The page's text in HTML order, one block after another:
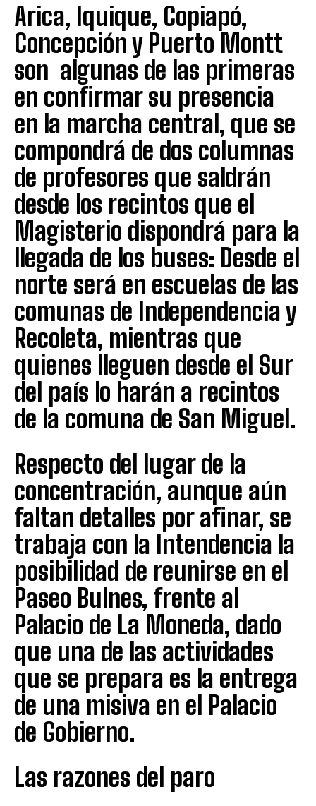
Arica, Iquique, Copiapó,
Concepción y Puerto Montt
son algunas de las primeras
en confirmar su presencia
en la marcha central, que se
compondrá de dos columnas
de profesores que saldrán
desde los recintos que el
Magisterio dispondrá para la
llegada de los buses: Desde el
norte será en escuelas de las
comunas de Independencia y
Recoleta, mientras que
quienes lleguen desde el Sur
del país lo harán a recintos
de la comuna de San Miguel.
Respecto del lugar de la
concentración, aunque aún
faltan detalles por afinar, se
trabaja con la Intendencia la
posibilidad de reunirse en el
Paseo Bulnes, frente al
Palacio de La Moneda, dado
que una de las actividades
que se prepara es la entrega
de una misiva en el Palacio
de Gobierno.
Las razones del paro